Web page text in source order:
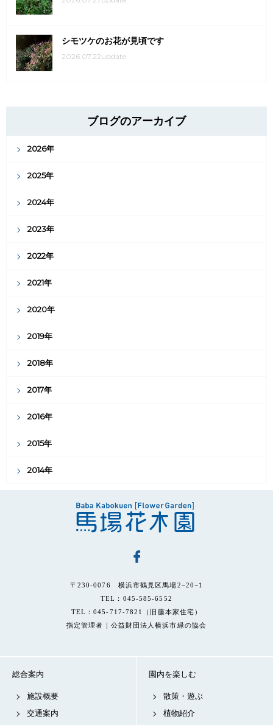
シモツケのお花が見頃です
2026.07.22update
ブログのアーカイブ
2026年
2025年
2024年
2023年
2022年
2021年
2020年
2019年
2018年
2017年
2016年
2015年
2014年
〒230-0076 横浜市鶴見区馬場2−20−1
TEL：045-585-6552
TEL：045-717-7821（旧藤本家住宅）
指定管理者｜公益財団法人横浜市緑の協会
総合案内
施設概要
交通案内
園内を楽しむ
散策・遊ぶ
植物紹介